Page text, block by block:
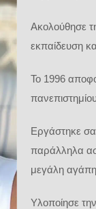
Ακολούθησε
εκπαίδευση
Το 1996
Εργάστηκε
παράλληλα
μεγάλη
Υλοποίησε